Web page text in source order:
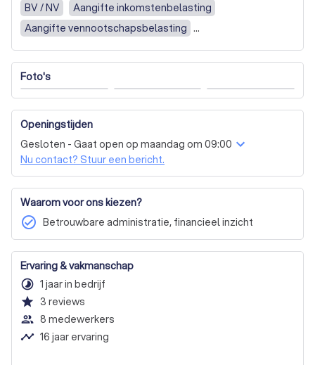
BV / NV
Aangifte inkomstenbelasting
Aangifte vennootschapsbelasting
Aangifte omzetbelasting / BTW
Aangifte loonheffingen (loonaangifte)
Belasting overig
Salarisadministratie Jaarrekening
Foto's
Openingstijden
Gesloten - Gaat open op maandag om 09:00
Nu contact? Stuur een bericht.
Waarom voor ons kiezen?
check_circle Betrouwbare administratie, financieel inzicht
Ervaring & vakmanschap
timelapse 1 jaar in bedrijf
star 3 reviews
people_outline 8 medewerkers
timeline 16 jaar ervaring